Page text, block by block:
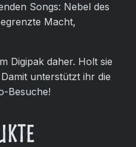
Songs: Nebel des
Macht,
Digipak daher. Holt sie
unterstützt ihr die
Besuche!